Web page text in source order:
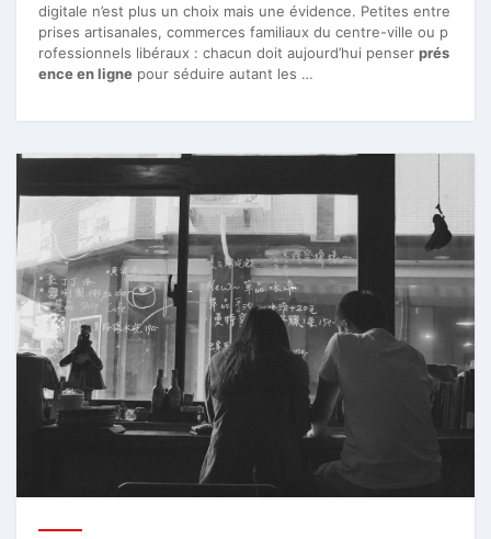
digitale n’est plus un choix mais une évidence. Petites entre
prises artisanales, commerces familiaux du centre-ville ou p
rofessionnels libéraux : chacun doit aujourd’hui penser prés
ence en ligne pour séduire autant les …